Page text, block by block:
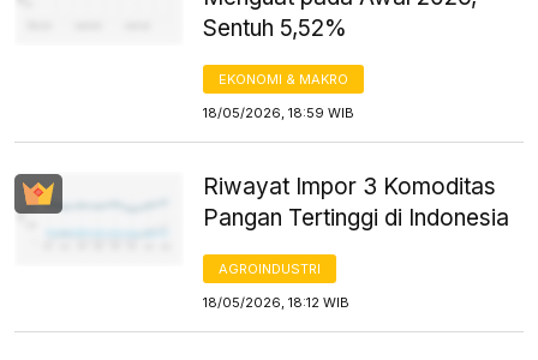
Sentuh 5,52%
EKONOMI & MAKRO
18/05/2026, 18:59 WIB
Riwayat Impor 3 Komoditas
Pangan Tertinggi di Indonesia
AGROINDUSTRI
18/05/2026, 18:12 WIB